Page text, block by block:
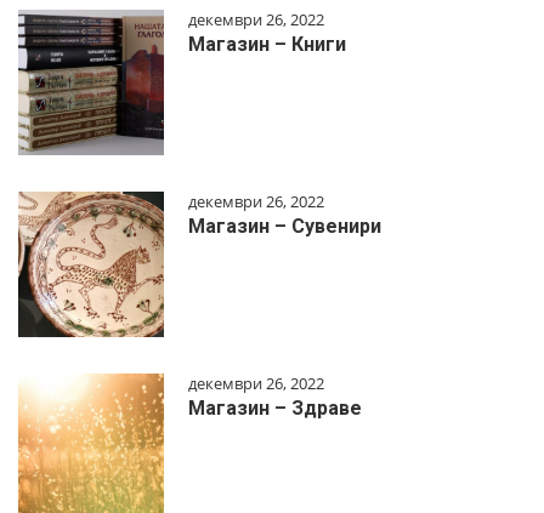
декември 26, 2022
Магазин – Книги
декември 26, 2022
Магазин – Сувенири
декември 26, 2022
Магазин – Здраве